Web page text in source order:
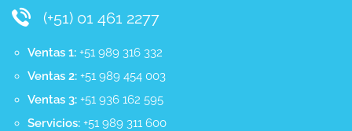
(+51) 01 461 2277
Ventas 1: +51 989 316 332
Ventas 2: +51 989 454 003
Ventas 3: +51 936 162 595
Servicios: +51 989 311 600